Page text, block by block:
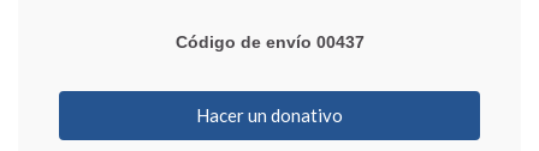
Código de envío 00437
Hacer un donativo